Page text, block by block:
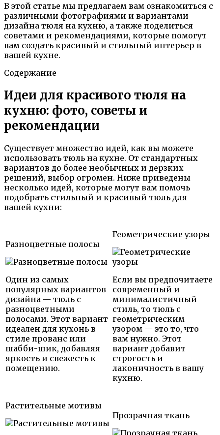
В этой статье мы предлагаем вам ознакомиться с
различными фотографиями и вариантами
дизайна тюля на кухню, а также поделиться
советами и рекомендациями, которые помогут
вам создать красивый и стильный интерьер в
вашей кухне.
Содержание
Идеи для красивого тюля на
кухню: фото, советы и
рекомендации
Существует множество идей, как вы можете
использовать тюль на кухне. От стандартных
вариантов до более необычных и дерзких
решений, выбор огромен. Ниже приведены
несколько идей, которые могут вам помочь
подобрать стильный и красивый тюль для
вашей кухни:
Разноцветные полосы
Один из самых
популярных вариантов
дизайна — тюль с
разноцветными
полосами. Этот вариант
идеален для кухонь в
стиле прованс или
шабби-шик, добавляя
яркость и свежесть к
помещению.
Геометрические узоры
Если вы предпочитаете
современный и
минималистичный
стиль, то тюль с
геометрическим
узором — это то, что
вам нужно. Этот
вариант добавит
строгость и
лаконичность в вашу
кухню.
Растительные мотивы
Прозрачная ткань